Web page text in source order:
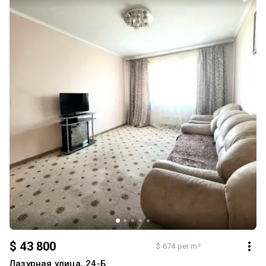
«Стрілка», Нова пошта та Укрпошта. Можливий продаж як з
усіма меблями та технікою, так і без них. Також можливий
продаж за безготівковими програмами. Усі умови
$ 43 800 $ 674 per m²
Лазурная улица, 24-Б